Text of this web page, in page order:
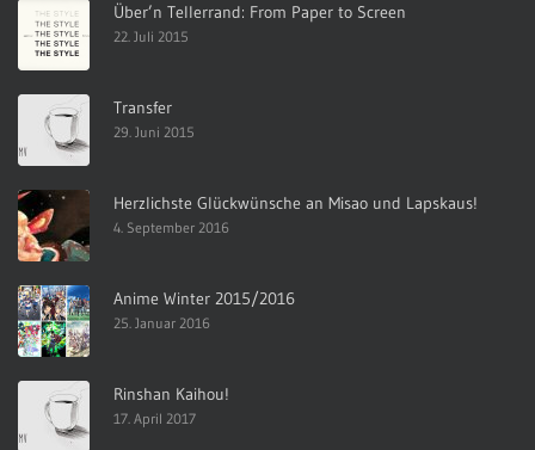
Über’n Tellerrand: From Paper to Screen
22. Juli 2015
Transfer
29. Juni 2015
Herzlichste Glückwünsche an Misao und Lapskaus!
4. September 2016
Anime Winter 2015/2016
25. Januar 2016
Rinshan Kaihou!
17. April 2017